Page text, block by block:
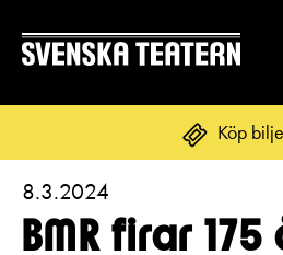
Köp
BMR firar
8.3.2024